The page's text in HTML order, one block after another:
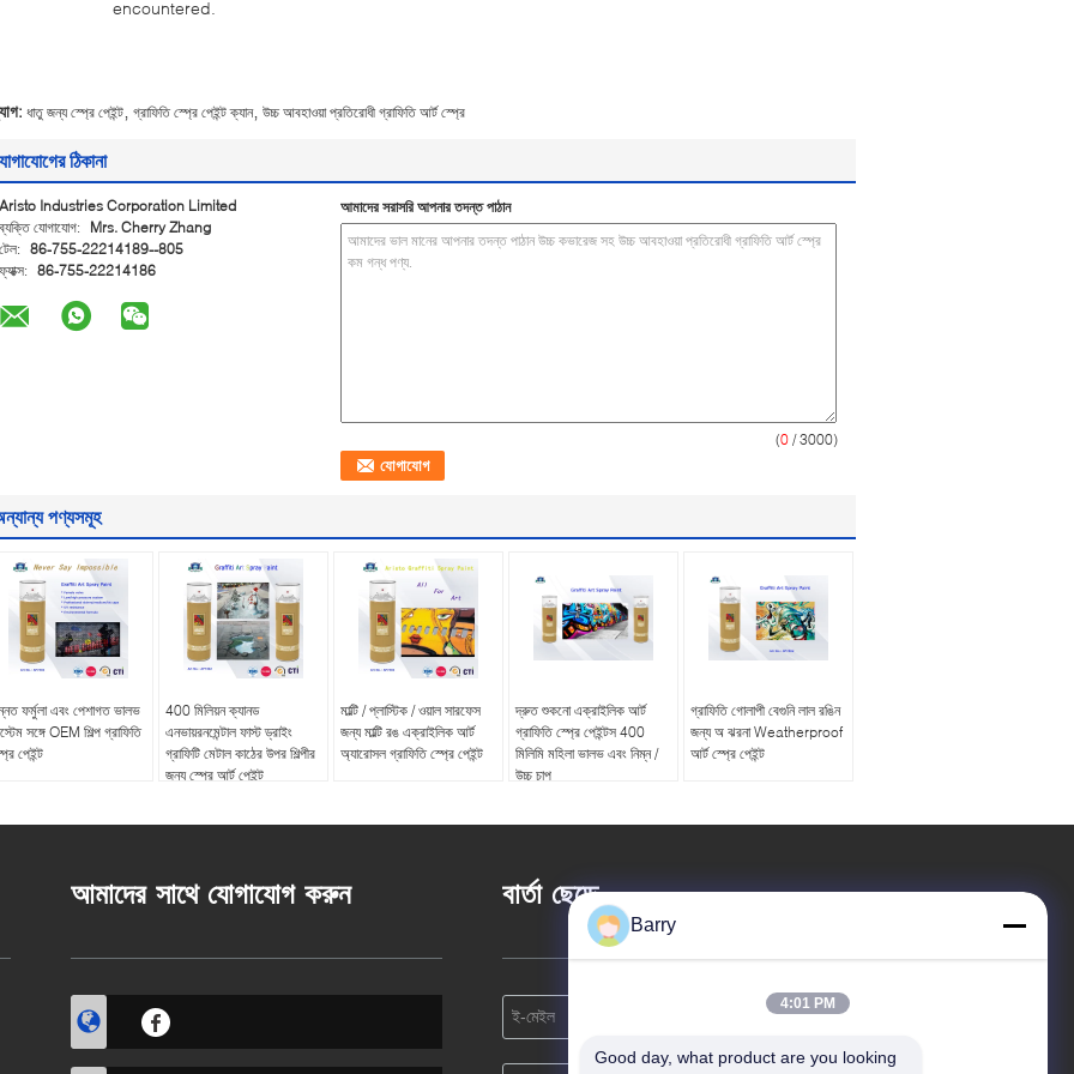
encountered.
ধাতু জন্য স্প্রে পেইন্ট গ্রাফিতি স্প্রে পেইন্ট ক্যান, উচ্চ আবহাওয়া প্রতিরোধী গ্রাফিতি আর্ট স্প্রে
ঠিকানা
Aristo Industries Corporation Limited
ব্যক্তি যোগাযোগ:
Mrs. Cherry Zhang
টেল: 86-755-22214189--805
ফ্যাক্স: 86-755-22214186
আমাদের সরাসরি আপনার তদন্ত পাঠান
(0 / 3000)
পণ্যসমূহ
ফর্মুলা এবং পেশাগত ভালভ
সঙ্গে OEM শিল্প গ্রাফিতি
পেইন্ট
400 মিলিয়ন ক্যানড
এনভায়রনমেন্টাল ফাস্ট ড্রাইং
গ্রাফিটি মেটাল কাঠের উপর শিল্পীর
জন্য স্প্রে আর্ট পেইন্ট
মাল্টি / প্লাস্টিক / ওয়াল সারফেস
জন্য মাল্টি রঙ এক্রাইলিক আর্ট
অ্যারোসল গ্রাফিতি স্প্রে পেইন্ট
দ্রুত শুকনো এক্রাইলিক আর্ট
গ্রাফিতি স্প্রে পেইন্টস 400
মিলিমি মহিলা ভালভ এবং নিম্ন /
উচ্চ চাপ
গ্রাফিতি গোলাপী বেগুনি লাল রঙিন
জন্য অ ঝরনা Weatherproof
আর্ট স্প্রে পেইন্ট
আমাদের সাথে যোগাযোগ করুন বার্তা ছেড়ে
Barry
4:01 PM
Good day, what product are you looking